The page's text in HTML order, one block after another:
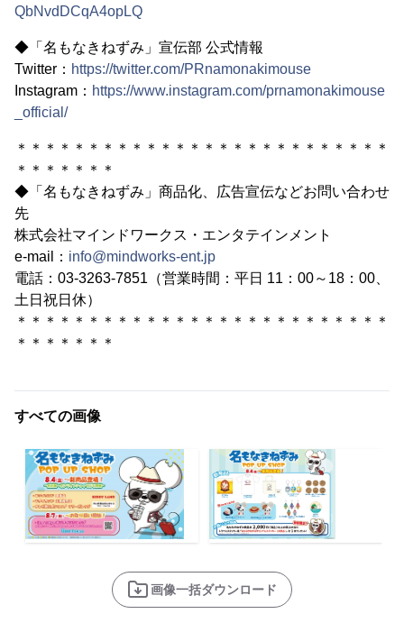
QbNvdDCqA4opLQ
◆「名もなきねずみ」宣伝部 公式情報
Twitter： https://twitter.com/PRnamonakimouse
Instagram： https://www.instagram.com/prnamonakimouse
_official/
＊＊＊＊＊＊＊＊＊＊＊＊＊＊＊＊＊＊＊＊＊＊＊＊＊＊
＊＊＊＊＊＊＊
◆「名もなきねずみ」商品化、広告宣伝などお問い合わせ
先
株式会社マインドワークス・エンタテインメント
e-mail： info@mindworks-ent.jp
電話：03-3263-7851（営業時間：平日 11：00～18：00、
土日祝日休）
＊＊＊＊＊＊＊＊＊＊＊＊＊＊＊＊＊＊＊＊＊＊＊＊＊＊
＊＊＊＊＊＊＊
すべての画像
画像一括ダウンロード